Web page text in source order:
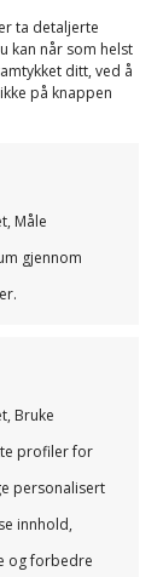
ta detaljerte
kan når som helst
ditt, ved å
på knappen
Måle
gjennom
Bruke
profiler for
personalisert
innhold,
og forbedre